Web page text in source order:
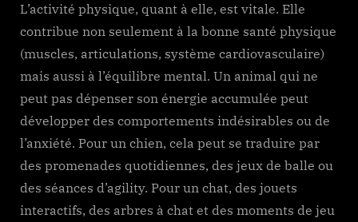
L’activité physique, quant à elle, est vitale. Elle
contribue non seulement à la bonne santé physique
(muscles, articulations, système cardiovasculaire)
mais aussi à l’équilibre mental. Un animal qui ne
peut pas dépenser son énergie accumulée peut
développer des comportements indésirables ou de
l’anxiété. Pour un chien, cela peut se traduire par
des promenades quotidiennes, des jeux de balle ou
des séances d’agility. Pour un chat, des jouets
interactifs, des arbres à chat et des moments de jeu